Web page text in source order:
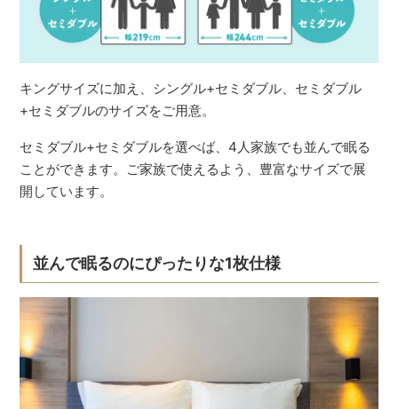
キングサイズに加え、シングル+セミダブル、セミダブル
+セミダブルのサイズをご用意。
セミダブル+セミダブルを選べば、4人家族でも並んで眠る
ことができます。ご家族で使えるよう、豊富なサイズで展
開しています。
並んで眠るのにぴったりな1枚仕様